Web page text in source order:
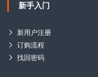
新手入门
新用户注册
订购流程
找回密码